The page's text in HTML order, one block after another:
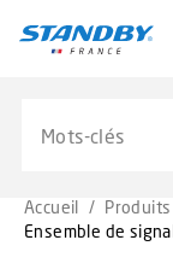
k
a
i
Accueil / Produits
Ensemble de